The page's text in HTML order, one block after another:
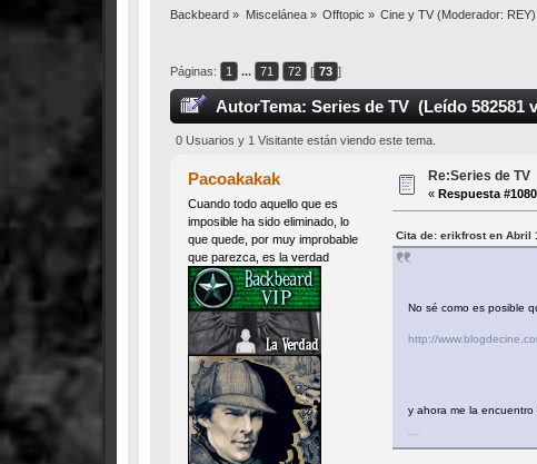
Backbeard » Miscelánea» Offtopic » Cine y TV (Moderador: REY
Páginas: 1 ... 71 72 [ 73 ]
AutorTema: Series de TV (Leído 582581
0 Usuarios y 1 Visitante están viendo este tema.
Pacoakakak
Cuando todo aquello que es
imposible ha sido eliminado, lo
que quede, por muy improbable
que parezca, es la verdad
Re:Series de TV
« Respuesta
Cita de: erikfrost en Abril
No sé como es posible
http://
y ahora me la